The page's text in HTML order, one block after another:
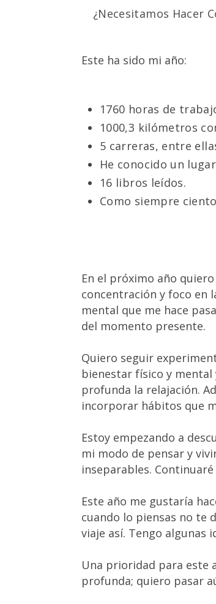
¿Necesitamos Hacer
Este ha sido mi año:
1760 horas de
1000,3 kilómetros
5 carreras, entre
He conocido un
16 libros leídos.
Como siempre
En el próximo año
concentración y foco en
mental que me hace
del momento presente.
Quiero seguir
bienestar físico y
profunda la relajación.
incorporar hábitos que
Estoy empezando a
mi modo de pensar y
inseparables.
Este año me gustaría
cuando lo piensas no te
viaje así. Tengo algunas
Una prioridad para este
profunda; quiero pasar